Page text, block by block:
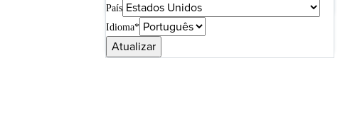
Supplier Portal
Synergy Imaging & Resection
País
Idioma*
Atualizar